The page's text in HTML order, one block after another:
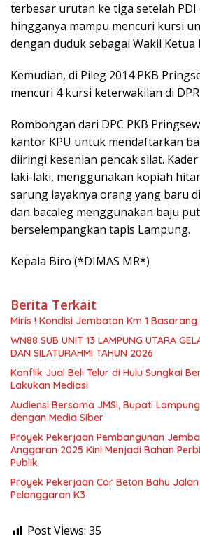
terbesar urutan ke tiga setelah PDI
hingganya mampu mencuri kursi
dengan duduk sebagai Wakil Ketua
Kemudian, di Pileg 2014 PKB
mencuri 4 kursi keterwakilan di
Rombongan dari DPC PKB
kantor KPU untuk mendaftarkan
diiringi kesenian pencak silat.
laki-laki, menggunakan kopiah
sarung layaknya orang yang baru
dan bacaleg menggunakan baju
berselempangkan tapis Lampung.
Kepala Biro (*DIMAS MR*)
Berita Terkait
Miris ! Kondisi Jembatan Km 1
WN88 SUB UNIT 13 LAMPUNG UTARA
DAN SILATURAHMI TAHUN 2026
Konflik Jual Beli Telur di Hulu Sungkai
Lakukan Mediasi
Audiensi Bersama JMSI, Bupati
dengan Media Siber
Proyek Pekerjaan Pembangunan
Anggaran 2025 Kini Menjadi Bahan
Publik
Proyek Pekerjaan Cor Beton Bahu
Pelanggaran K3
Post Views: 35